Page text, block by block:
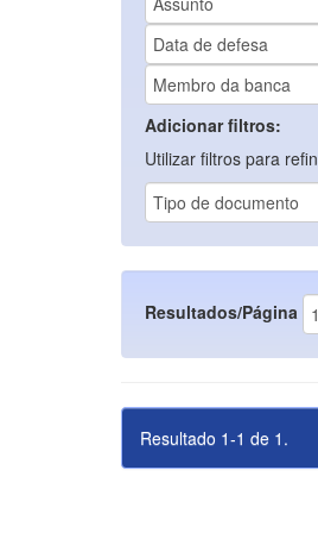
Adicionar filtros:
Utilizar filtros para
Resultados/Página
Resultado 1-1 de 1.